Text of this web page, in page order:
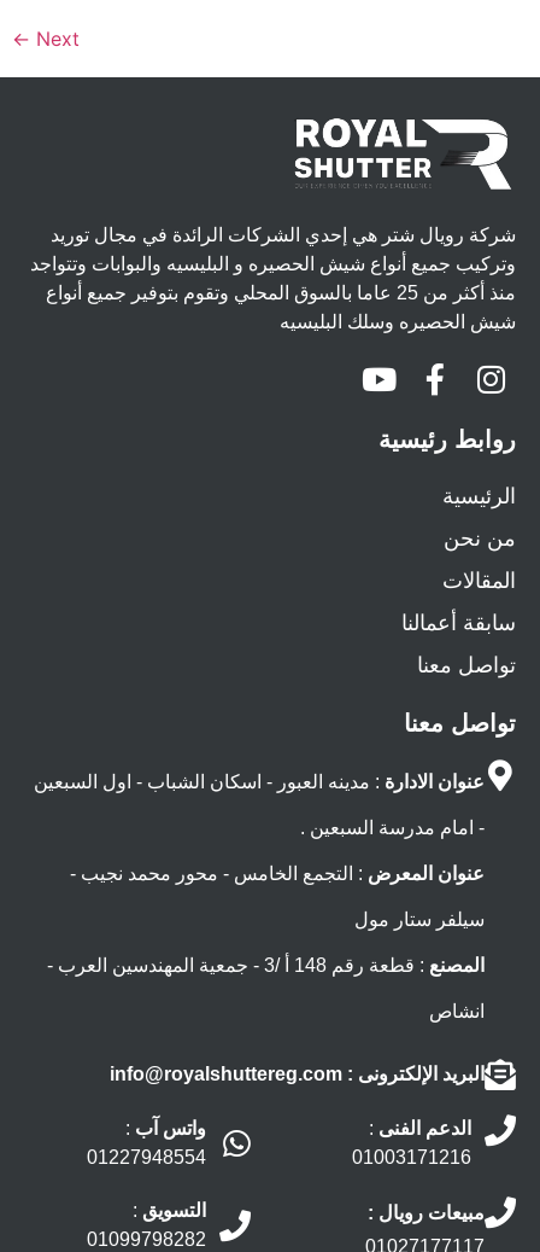
Next
←
شركة رويال شتر هي إحدي الشركات الرائدة في مجال توريد
وتركيب جميع أنواع شيش الحصيره و البليسيه والبوابات وتتواجد
منذ أكثر من 25 عاما بالسوق المحلي وتقوم بتوفير جميع أنواع
شيش الحصيره وسلك البليسيه
روابط رئيسية
الرئيسية
من نحن
المقالات
سابقة أعمالنا
تواصل معنا
تواصل معنا
عنوان الادارة : مدينه العبور - اسكان الشباب - اول السبعين
- امام مدرسة السبعين .
عنوان المعرض : التجمع الخامس - محور محمد نجيب -
سيلفر ستار مول
المصنع : قطعة رقم 148 أ /3 - جمعية المهندسين العرب -
انشاص
البريد الإلكترونى : info@royalshuttereg.com
الدعم الفنى :
01003171216
مبيعات رويال :
01027177117
واتس آب :
01227948554
التسويق :
01099798282